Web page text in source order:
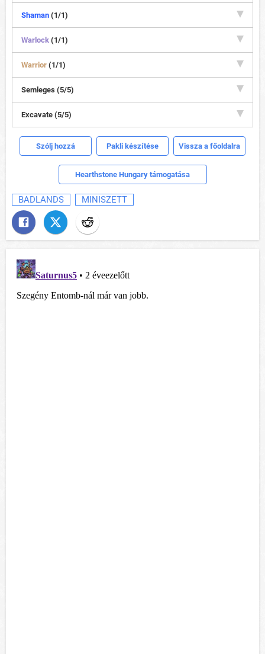
Shaman (1/1)
Warlock (1/1)
Warrior (1/1)
Semleges (5/5)
Excavate (5/5)
Szólj hozzá Pakli készítése Vissza a főoldalra
Hearthstone Hungary támogatása
BADLANDS MINISZETT